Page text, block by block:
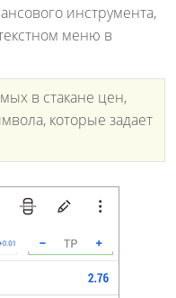
инструмента,
меню в
в стакане цен,
которые задает